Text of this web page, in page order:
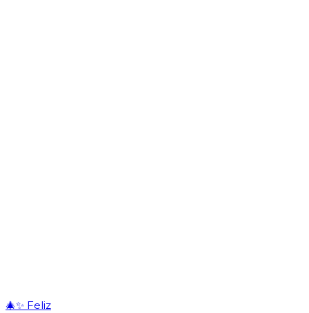
🎄✨ Feliz